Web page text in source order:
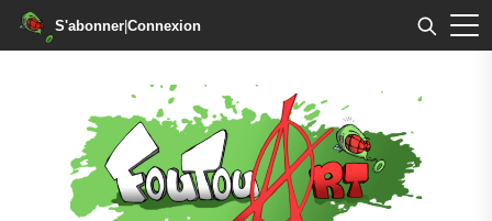
S'abonner|Connexion